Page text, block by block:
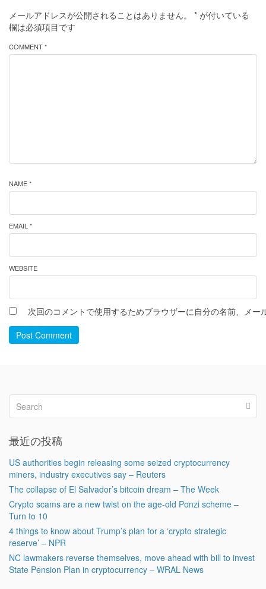
メールアドレスが公開されることはありません。 * が付いている
欄は必須項目です
COMMENT *
NAME *
EMAIL *
WEBSITE
次回のコメントで使用するためブラウザーに自分の名前、メー
Post Comment
最近の投稿
US authorities begin releasing some seized cryptocurrency
miners, industry executives say – Reuters
The collapse of El Salvador’s bitcoin dream – The Week
Crypto scams are a new twist on the age-old Ponzi scheme –
Turn to 10
4 things to know about Trump’s plan for a ‘crypto strategic
reserve’ – NPR
NC lawmakers reverse themselves, move ahead with bill to invest
State Pension Plan in cryptocurrency – WRAL News